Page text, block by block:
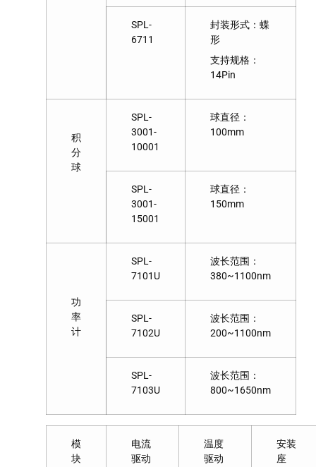
SPL-
6711
封装形式：蝶
形
支持规格：
14Pin
积
分
球
SPL-
3001-
10001
球直径：
100mm
SPL-
3001-
15001
球直径：
150mm
功
率
计
SPL-
7101U
波长范围：
380~1100nm
SPL-
7102U
波长范围：
200~1100nm
SPL-
7103U
波长范围：
800~1650nm
模
块
电流
驱动
温度
驱动
安装
座